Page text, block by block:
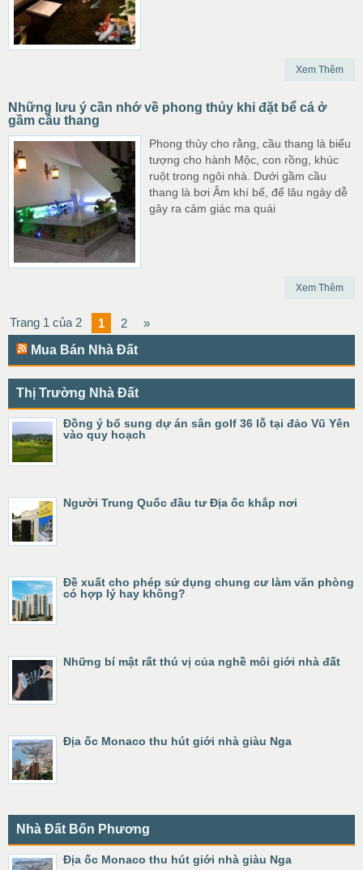
Xem Thêm
Những lưu ý cần nhớ về phong thủy khi đặt bể cá ở
gầm cầu thang
Phong thủy cho rằng, cầu thang là biểu
tượng cho hành Mộc, con rồng, khúc
ruột trong ngôi nhà. Dưới gầm cầu
thang là bơi Âm khí bế, để lâu ngày dễ
gây ra cảm giác ma quái
Xem Thêm
Trang 1 của 2 1 2
»
Mua Bán Nhà Đất
Thị Trường Nhà Đất
Đồng ý bổ sung dự án sân golf 36 lỗ tại đảo Vũ Yên
vào quy hoạch
Người Trung Quốc đầu tư Địa ốc khắp nơi
Đề xuất cho phép sử dụng chung cư làm văn phòng
có hợp lý hay không?
Những bí mật rất thú vị của nghề môi giới nhà đất
Địa ốc Monaco thu hút giới nhà giàu Nga
Nhà Đất Bốn Phương
Địa ốc Monaco thu hút giới nhà giàu Nga